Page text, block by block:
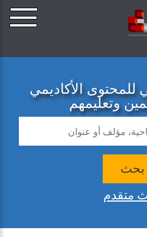
للمحتوى الأكاديمي
وتعليمهم
بحث
متقدم